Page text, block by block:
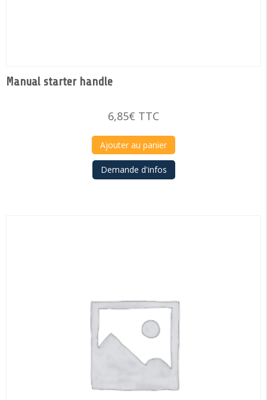
Manual starter handle
6,85€ TTC
Ajouter au panier
Demande d'infos